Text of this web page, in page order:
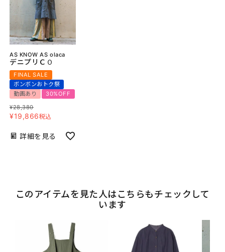
AS KNOW AS olaca
デニプリＣＯ
FINAL SALE
ボンボンおトク祭
動画あり
30%OFF
¥28,380
¥19,866税込
詳細を見る
このアイテムを見た人はこちらもチェックして
います